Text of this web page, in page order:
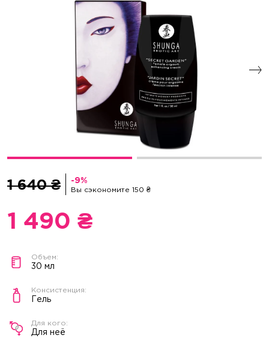
1 640 ₴ Вы сэкономите 150 ₴
1 490 ₴
30 мл
Гель
Для неё